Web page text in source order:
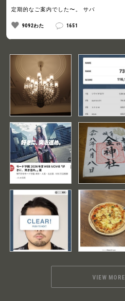
定期的なご案内でした〜。 サバ
9092わた 1651
VIEW MORE